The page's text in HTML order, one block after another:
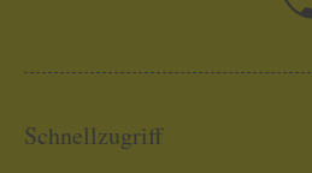
Schnellzugriff